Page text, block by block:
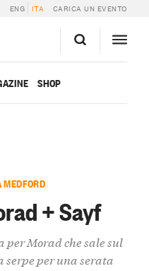
COLLISIONI: MORAD + SAYF
ENG ITA CARICA UN EVENTO
SHOP
+ Sayf
Morad che sale sul
serpe per una serata